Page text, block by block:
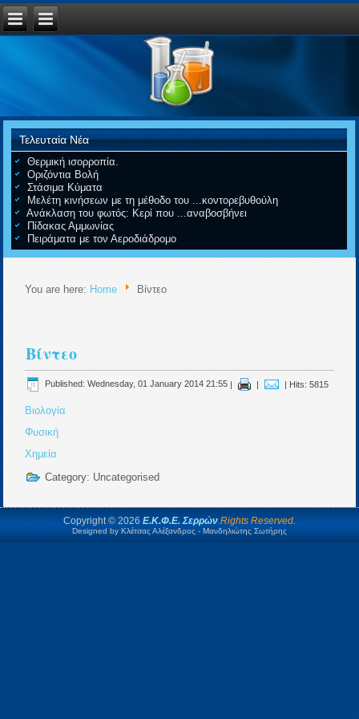
Τελευταία Νέα
Θερμική ισορροπία.
Οριζόντια Βολή
Στάσιμα Κύματα
Μελέτη κινήσεων με τη μέθοδο του ...κοντορεβυθούλη
Ανάκλαση του φωτός: Κερί που ...αναβοσβήνει
Πίδακας Αμμωνίας
Πειράματα με τον Αεροδιάδρομο
You are here: Home Βίντεο
Βίντεο
Published: Wednesday, 01 January 2014 21:55 | | | Hits: 5815
Βιολογία
Φυσική
Χημεία
Category: Uncategorised
Copyright © 2026Ε.Κ.Φ.Ε. Σερρών.Rights Reserved.
Designed by Κλέτσας Αλέξανδρος - Μανδηλιώτης Σωτήρης